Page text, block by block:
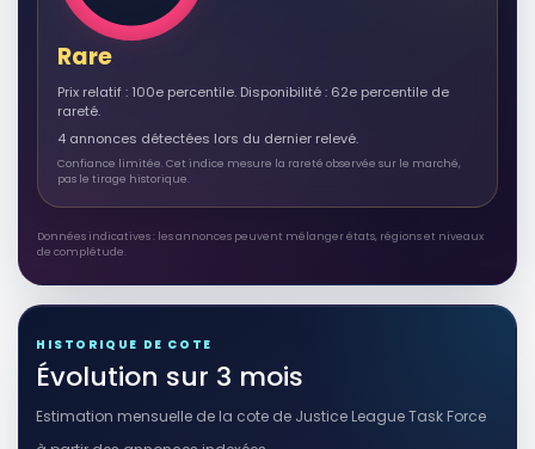
Rare
Prix relatif : 100e percentile. Disponibilité : 62e percentile de
rareté.
4 annonces détectées lors du dernier relevé.
Confiance limitée. Cet indice mesure la rareté observée sur le marché,
pas le tirage historique.
Données indicatives : les annonces peuvent mélanger états, régions et niveaux
de complétude.
HISTORIQUE DE COTE
Évolution sur 3 mois
Estimation mensuelle de la cote de Justice League Task Force